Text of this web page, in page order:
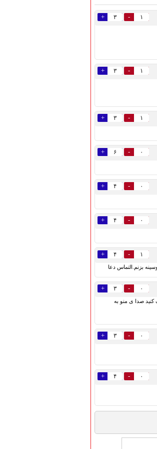
۳ + ۱ -
۳ + ۱ -
۳ + ۱ -
۶ + ۰ -
۴ + ۰ -
۴ + ۰ -
۴ + ۱ -
بزنم.التماس دعا
۳ + ۰ -
صدا ی منو به
۳ + ۰ -
۴ + ۰ -